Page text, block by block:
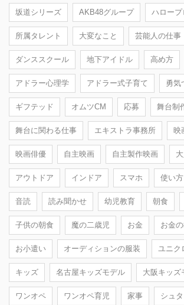
坂道シリーズ AKB48グループ ハロープ
所属タレント 大変なこと 芸能人の仕事
ダンススクール 地下アイドル 高め方
アドラー心理学 アドラー式子育て 勇気
ギフテッド オムツCM 応募 舞台制
舞台に関わる仕事 エキストラ事務所 映
映画俳優 自主映画 自主製作映画
アウトドア インドア スマホ 使い方
音読 読み聞かせ 幼児教育 朝食
子供の朝食 魔の二歳児 お金 お金
お小遣い オーディションの服装 ユニク
キッズ 名古屋キッズモデル 大阪キッズ
ワンオペ ワンオペ育児 家事 シュ